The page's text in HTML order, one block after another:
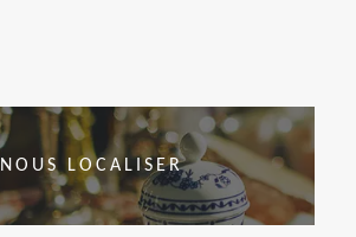
NOUS LOCALISER